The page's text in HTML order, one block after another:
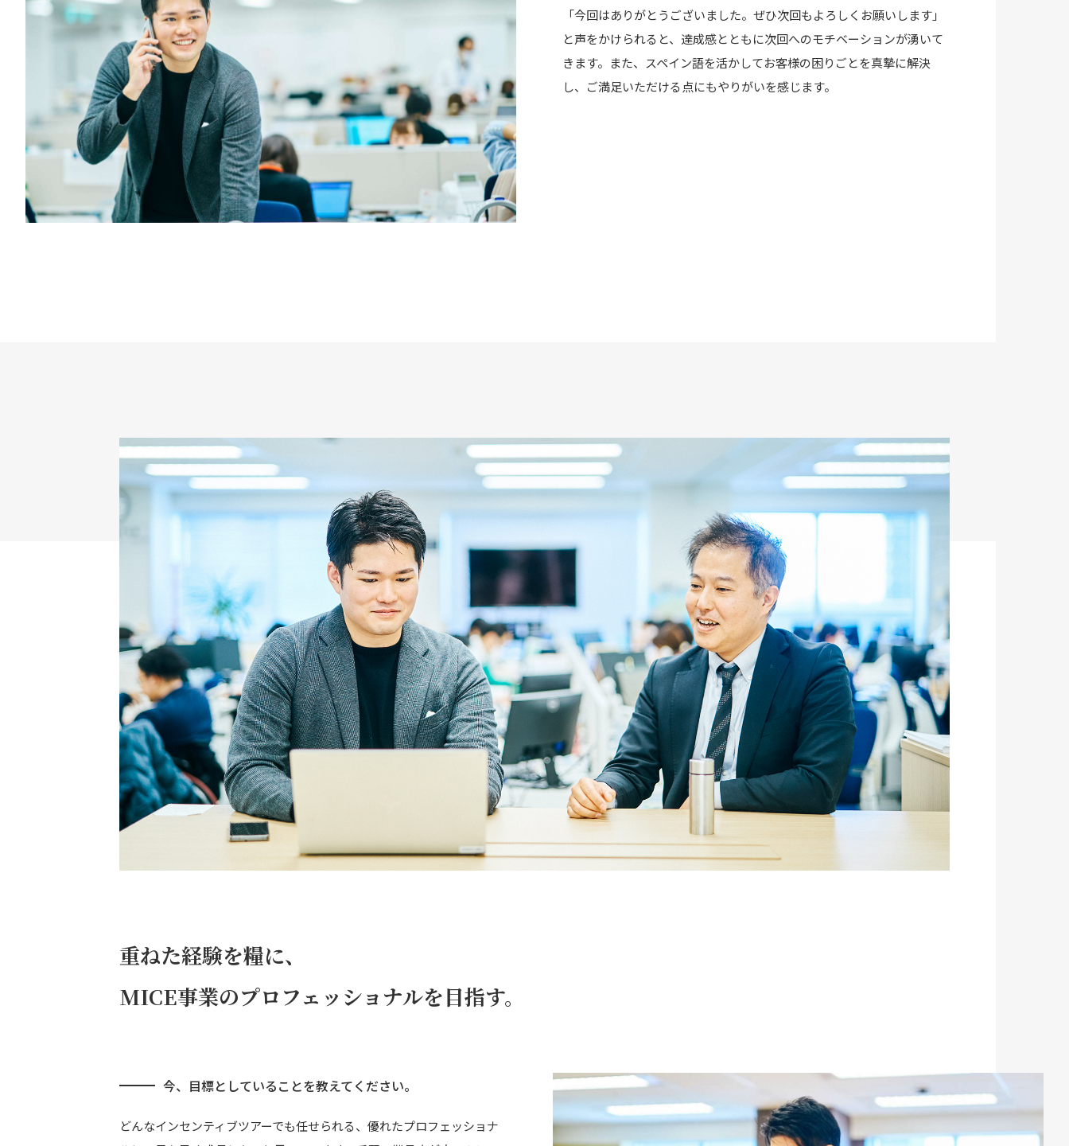
「今回はありがとうございました。ぜひ次回もよろしくお願いします」
と声をかけられると、達成感とともに次回へのモチベーションが湧いて
きます。また、スペイン語を活かしてお客様の困りごとを真摯に解決
し、ご満足いただける点にもやりがいを感じます。
重ねた経験を糧に、
MICE事業のプロフェッショナルを目指す。
今、目標としていることを教えてください。
どんなインセンティブツアーでも任せられる、優れたプロフェッショナ